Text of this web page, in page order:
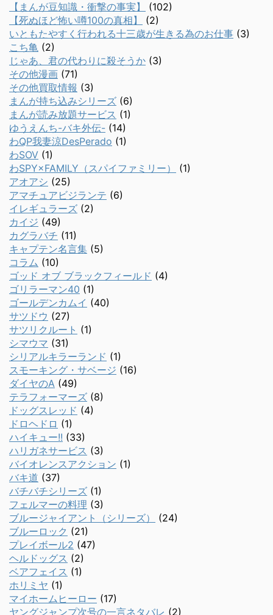
【まんが豆知識・衝撃の事実】
(102)
【死ぬほど怖い噂100の真相】
(2)
いともたやすく行われる十三歳が生きる為のお仕事 (3)
こち亀 (2)
じゃあ、君の代わりに殺そうか (3)
その他漫画 (71)
その他買取情報 (3)
まんが持ち込みシリーズ (6)
まんが読み放題サービス (1)
ゆうえんち-バキ外伝- (14)
わQP我妻涼DesPerado (1)
わSOV (1)
わSPY×FAMILY（スパイファミリー）
(1)
アオアシ (25)
アマチュアビジランテ (6)
イレギュラーズ (2)
カイジ (49)
カグラバチ (11)
キャプテン名言集 (5)
コラム (10)
ゴッド オブ ブラックフィールド (4)
ゴリラーマン40 (1)
ゴールデンカムイ (40)
サツドウ (27)
サツリクルート (1)
シマウマ (31)
シリアルキラーランド (1)
スモーキング・サベージ (16)
ダイヤのA (49)
テラフォーマーズ (8)
ドッグスレッド (4)
ドロヘドロ (1)
ハイキュー!! (33)
ハリガネサービス (3)
バイオレンスアクション (1)
バキ道 (37)
バチバチシリーズ (1)
フェルマーの料理 (3)
ブルージャイアント（シリーズ）
(24)
ブルーロック (21)
プレイボール2 (47)
ヘルドッグス (2)
ベアフェイス (1)
ホリミヤ (1)
マイホームヒーロー (17)
ヤングジャンプ次号の一言ネタバレ (2)